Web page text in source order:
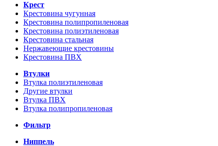
Крест
Крестовина чугунная
Крестовина полипропиленовая
Крестовина полиэтиленовая
Крестовина стальная
Нержавеющие крестовины
Крестовина ПВХ
Втулки
Втулка полиэтиленовая
Другие втулки
Втулка ПВХ
Втулка полипропиленовая
Фильтр
Ниппель